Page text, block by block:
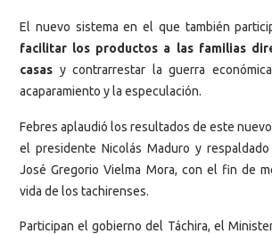
El nuevo sistema en el que también
facilitar los productos a las familias
casas y contrarrestar la guerra
acaparamiento y la especulación.
Febres aplaudió los resultados de este
el presidente Nicolás Maduro y
José Gregorio Vielma Mora, con el fin de
vida de los tachirenses.
Participan el gobierno del Táchira, el